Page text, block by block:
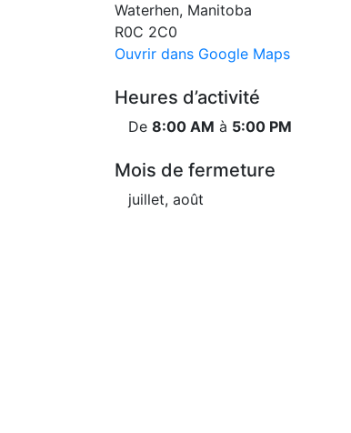
Waterhen, Manitoba
R0C 2C0
Ouvrir dans Google Maps
Heures d’activité
De 8:00 AM à 5:00 PM
Mois de fermeture
juillet, août